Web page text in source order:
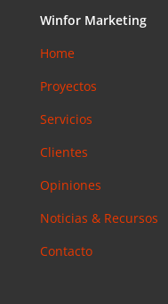
Winfor Marketing
Home
Proyectos
Servicios
Clientes
Opiniones
Noticias & Recursos
Contacto